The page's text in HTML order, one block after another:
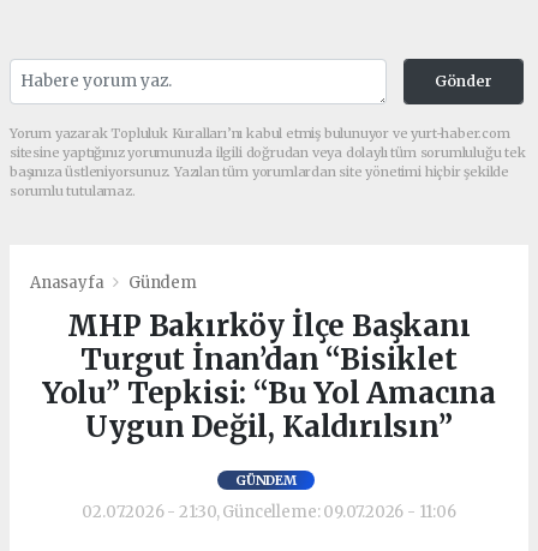
Gönder
Yorum yazarak Topluluk Kuralları’nı kabul etmiş bulunuyor ve yurt-haber.com
sitesine yaptığınız yorumunuzla ilgili doğrudan veya dolaylı tüm sorumluluğu tek
başınıza üstleniyorsunuz. Yazılan tüm yorumlardan site yönetimi hiçbir şekilde
sorumlu tutulamaz.
Anasayfa Gündem
MHP Bakırköy İlçe Başkanı
Turgut İnan’dan “Bisiklet
Yolu” Tepkisi: “Bu Yol Amacına
Uygun Değil, Kaldırılsın”
GÜNDEM
02.07.2026 - 21:30, Güncelleme: 09.07.2026 - 11:06